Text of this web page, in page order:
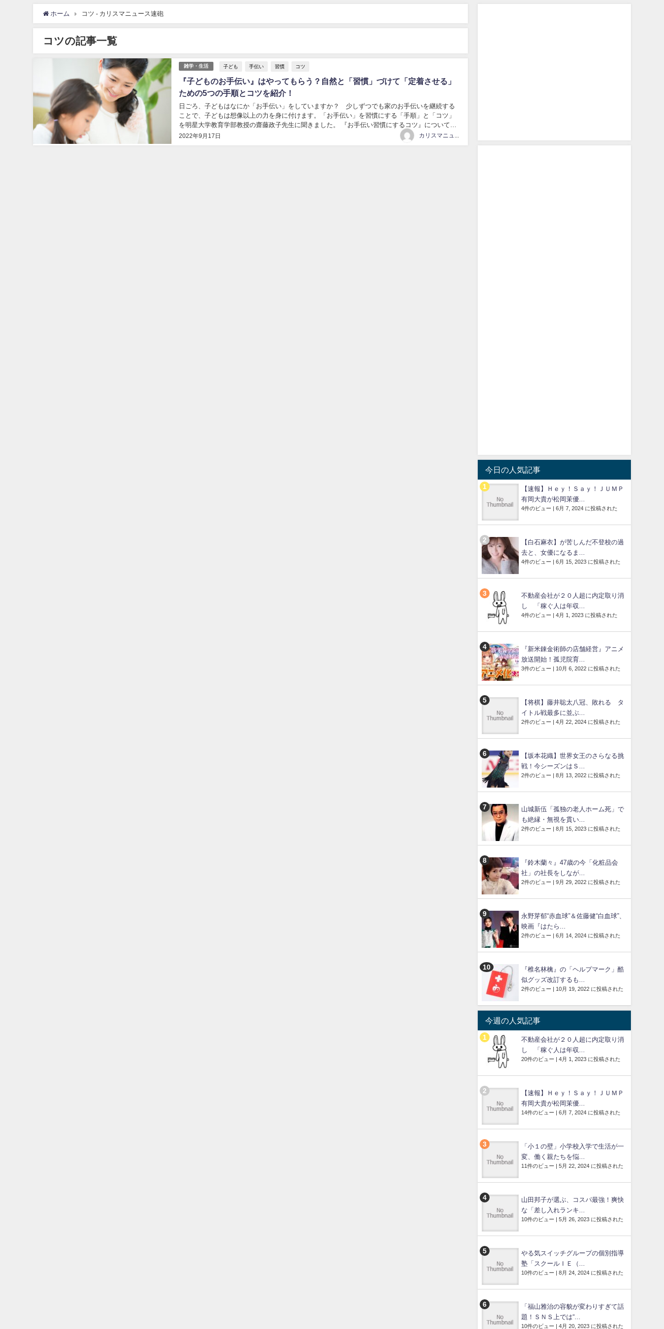
ホーム コツ - カリスマニュース速砲
コツの記事一覧
雑学・生活 子ども 手伝い 習慣 コツ
『子どものお手伝い』はやってもらう？自然と「習慣」づけて「定着させる」
ための5つの手順とコツを紹介！
2022年9月17日
日ごろ、子どもはなにか「お手伝い」をしていますか？ 少しずつでも家のお手伝いを継続する
ことで、子どもは想像以上の力を身に付けます。「お手伝い」を習慣にする「手順」と「コツ」
を明星大学教育学部教授の齋藤政子先生に聞きました。 『お手伝い習慣にするコツ』についてま
とめてみた 家事手伝い 家事手伝い（かじてつだい）とは炊事、...
今日の人気記事
【速報】Ｈｅｙ！Ｓａｙ！ＪＵＭＰ
有岡大貴が松岡茉優...
4件のビュー | 6月 7, 2024 に投稿された
【白石麻衣】が苦しんだ不登校の過
去と、女優になるま...
4件のビュー | 6月 15, 2023 に投稿された
不動産会社が２０人超に内定取り消
し 「稼ぐ人は年収...
4件のビュー | 4月 1, 2023 に投稿された
『新米錬金術師の店舗経営』アニメ
放送開始！孤児院育...
3件のビュー | 10月 6, 2022 に投稿された
【将棋】藤井聡太八冠、敗れる タ
イトル戦最多に並ぶ...
2件のビュー | 4月 22, 2024 に投稿された
【坂本花織】世界女王のさらなる挑
戦！今シーズンはＳ...
2件のビュー | 8月 13, 2022 に投稿された
山城新伍「孤独の老人ホーム死」で
も絶縁・無視を貫い...
2件のビュー | 8月 15, 2023 に投稿された
『鈴木蘭々』47歳の今「化粧品会
社」の社長をしなが...
2件のビュー | 9月 29, 2022 に投稿された
永野芽郁“赤血球”＆佐藤健“白血球”、
映画『はたら...
2件のビュー | 6月 14, 2024 に投稿された
『椎名林檎』の「ヘルプマーク」酷
似グッズ改訂するも...
2件のビュー | 10月 19, 2022 に投稿された
今週の人気記事
不動産会社が２０人超に内定取り消
し 「稼ぐ人は年収...
20件のビュー | 4月 1, 2023 に投稿された
【速報】Ｈｅｙ！Ｓａｙ！ＪＵＭＰ
有岡大貴が松岡茉優...
14件のビュー | 6月 7, 2024 に投稿された
「小１の壁」小学校入学で生活が一
変、働く親たちを悩...
11件のビュー | 5月 22, 2024 に投稿された
山田邦子が選ぶ、コスパ最強！爽快
な「差し入れランキ...
10件のビュー | 5月 26, 2023 に投稿された
やる気スイッチグループの個別指導
塾「スクールＩＥ（...
10件のビュー | 8月 24, 2024 に投稿された
「福山雅治の容貌が変わりすぎて話
題！ＳＮＳ上では“...
10件のビュー | 4月 20, 2023 に投稿された